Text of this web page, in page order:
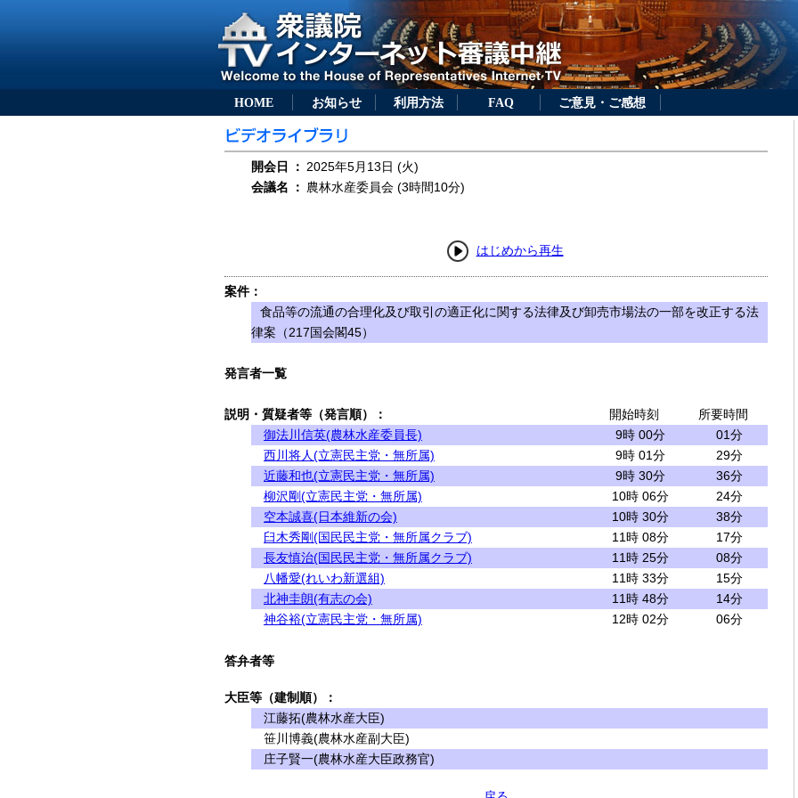
HOME お知らせ 利用方法 FAQ ご意見・ご感想
開会日 ： 2025年5月13日 (火)
会議名
： 農林水産委員会 (3時間10分)
はじめから再生
案件：
食品等の流通の合理化及び取引の適正化に関する法律及び卸売市場法の一部を改正する法
律案（217国会閣45）
発言者一覧
説明・質疑者等（発言順）： 開始時刻
所要時間
御法川信英(農林水産委員長)
9時 00分
01分
西川将人(立憲民主党・無所属)
9時 01分
29分
近藤和也(立憲民主党・無所属)
9時 30分
36分
柳沢剛(立憲民主党・無所属)
10時 06分
24分
空本誠喜(日本維新の会)
10時 30分
38分
臼木秀剛(国民民主党・無所属クラブ)
11時 08分
17分
長友慎治(国民民主党・無所属クラブ)
11時 25分
08分
八幡愛(れいわ新選組)
11時 33分
15分
北神圭朗(有志の会)
11時 48分
14分
神谷裕(立憲民主党・無所属)
12時 02分 06分
答弁者等
大臣等（建制順）：
江藤拓(農林水産大臣)
笹川博義(農林水産副大臣)
庄子賢一(農林水産大臣政務官)